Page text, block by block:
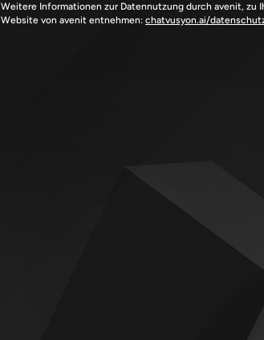
Weitere Informationen zur Datennutzung durch avenit, zu
Website von avenit entnehmen: chatvusyon.ai/